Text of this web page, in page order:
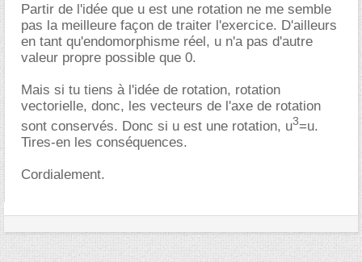
Partir de l'idée que u est une rotation ne me semble
pas la meilleure façon de traiter l'exercice. D'ailleurs
en tant qu'endomorphisme réel, u n'a pas d'autre
valeur propre possible que 0.
Mais si tu tiens à l'idée de rotation, rotation
vectorielle, donc, les vecteurs de l'axe de rotation
sont conservés. Donc si u est une rotation, u3=u.
Tires-en les conséquences.
Cordialement.